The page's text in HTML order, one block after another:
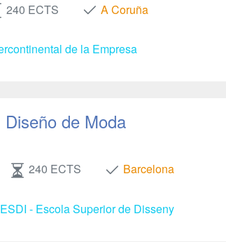
240 ECTS A Coruña
de la Empresa
de Moda
240 ECTS Barcelona
- Escola Superior de Disseny